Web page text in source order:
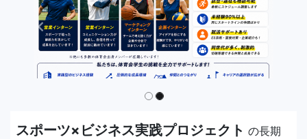
スポーツ×ビジネス実践プロジェクト の長期